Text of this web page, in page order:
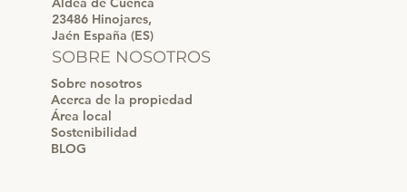
23486 Hinojares,
Jaén España (ES)
SOBRE NOSOTROS
Sobre nosotros
Acerca de la propiedad
Área local
Sostenibilidad
BLOG